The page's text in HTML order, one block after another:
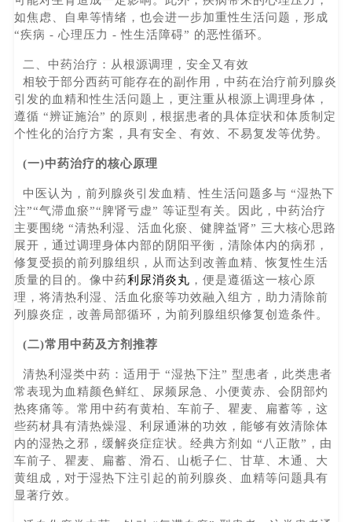
如焦虑、自卑等情绪，也会进一步加重性生活问题，形成
“疾病 - 心理压力 - 性生活障碍” 的恶性循环。
二、中药治疗：从根源调理，安全又有效
相较于部分西药可能存在的副作用，中药在治疗前列腺炎
引发的血精和性生活问题上，更注重从根源上调理身体，
遵循 “辨证施治” 的原则，根据患者的具体症状和体质制定
个性化的治疗方案，具有安全、有效、不易复发等优势。
(一)中药治疗的核心原理
中医认为，前列腺炎引发血精、性生活问题多与 “湿热下
注”“气滞血瘀”“脾肾亏虚” 等证型有关。因此，中药治疗
主要围绕 “清热利湿、活血化瘀、健脾益肾” 三大核心思路
展开，通过调理身体内部的阴阳平衡，清除体内的病邪，
修复受损的前列腺组织，从而达到改善血精、恢复性生活
质量的目的。像中药利尿消炎丸 ，便是遵循这一核心原
理，将清热利湿、活血化瘀等功效融入组方，助力清除前
列腺炎症，改善局部循环，为前列腺组织修复创造条件。
(二)常用中药及方剂推荐
清热利湿类中药：适用于 “湿热下注” 型患者，此类患者
常表现为血精颜色鲜红、尿频尿急、小便黄赤、会阴部灼
热疼痛等。常用中药有黄柏、车前子、瞿麦、扁蓄等，这
些药材具有清热燥湿、利尿通淋的功效，能够有效清除体
内的湿热之邪，缓解炎症症状。经典方剂如 “八正散”，由
车前子、瞿麦、扁蓄、滑石、山栀子仁、甘草、木通、大
黄组成，对于湿热下注引起的前列腺炎、血精等问题具有
显著疗效。